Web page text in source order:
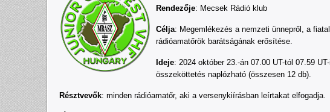
Rendezője: Mecsek Rádió klub
Célja: Megemlékezés a nemzeti ünnepről, a
rádióamatőrök barátságának erősítése.
Ideje: 2024 október 23.-án 07.00 UT-tól 07.59
összeköttetés naplózható (összesen 12 db).
Résztvevők: minden rádióamatőr, aki a versenykiírásban leírtakat elfogadja.